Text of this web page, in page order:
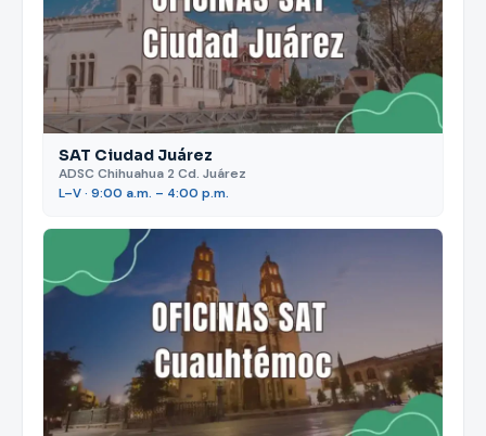
SAT Ciudad Juárez
ADSC Chihuahua 2 Cd. Juárez
L–V · 9:00 a.m. – 4:00 p.m.